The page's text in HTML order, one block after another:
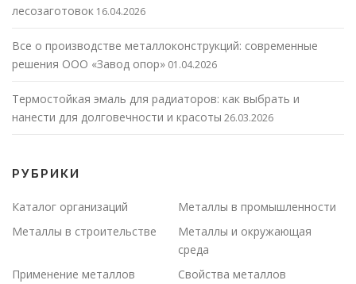
лесозаготовок 16.04.2026
Все о производстве металлоконструкций: современные
решения ООО «Завод опор» 01.04.2026
Термостойкая эмаль для радиаторов: как выбрать и
нанести для долговечности и красоты 26.03.2026
РУБРИКИ
Каталог организаций
Металлы в промышленности
Металлы в строительстве
Металлы и окружающая
среда
Применение металлов
Свойства металлов